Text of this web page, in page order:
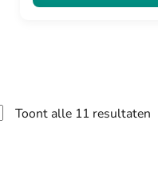
Toont alle 11 resultaten